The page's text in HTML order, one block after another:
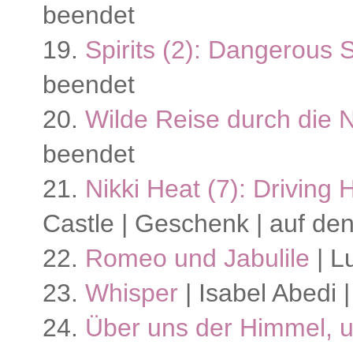
beendet
19. Spirits (2): Dangerous
beendet
20. Wilde Reise durch die
beendet
21. Nikki Heat (7): Driving
Castle | Geschenk | auf
22. Romeo und Jabulile |
23. Whisper | Isabel Abedi
24. Über uns der Himmel,